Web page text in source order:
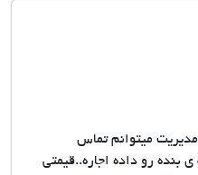
میتوانم تماس
ی بنده رو داده اجاره..قیمتی